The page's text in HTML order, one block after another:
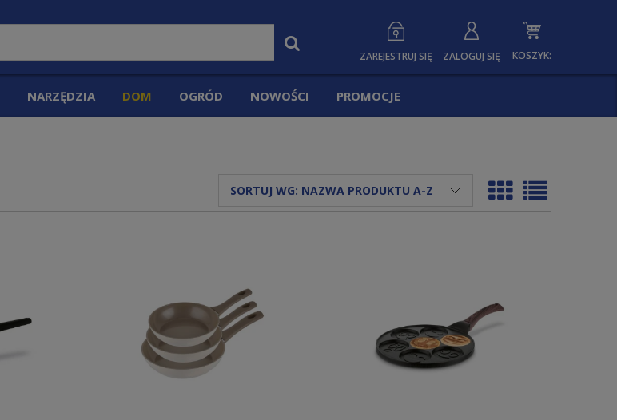
KOSZYK:
ZAREJESTRUJ SIĘ ZALOGUJ SIĘ
NARZĘDZIA DOM OGRÓD NOWOŚCI PROMOCJE
SORTUJ WG: NAZWA PRODUKTU A-Z